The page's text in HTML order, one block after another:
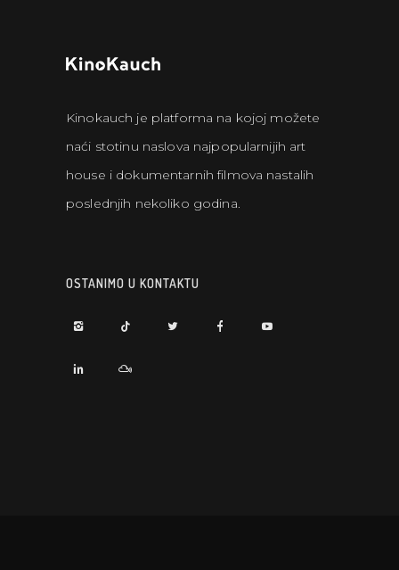
Kinokauch je platforma na kojoj možete
naći stotinu naslova najpopularnijih art
house i dokumentarnih filmova nastalih
poslednjih nekoliko godina.
OSTANIMO U KONTAKTU